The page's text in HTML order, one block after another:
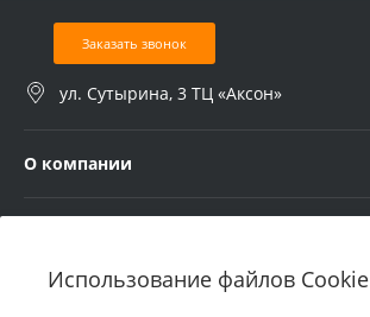
Использование файлов Cookie
Заказать звонок
ул. Сутырина, 3 ТЦ «Аксон»
О компании